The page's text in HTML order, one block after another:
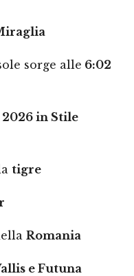
sorge alle 6:02
in Stile
tigre
Romania
e Futuna